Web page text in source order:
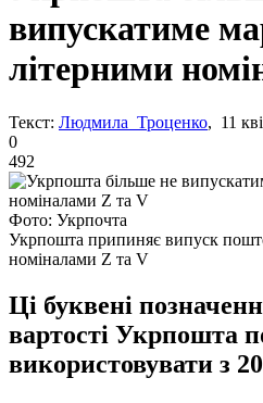
випускатиме
літерними
Текст: Людмила Троценко, 11
0
492
Фото: Укрпочта
Укрпошта припиняє випуск
номіналами Z та V
Ці буквені
вартості Укрпошта
використовувати з